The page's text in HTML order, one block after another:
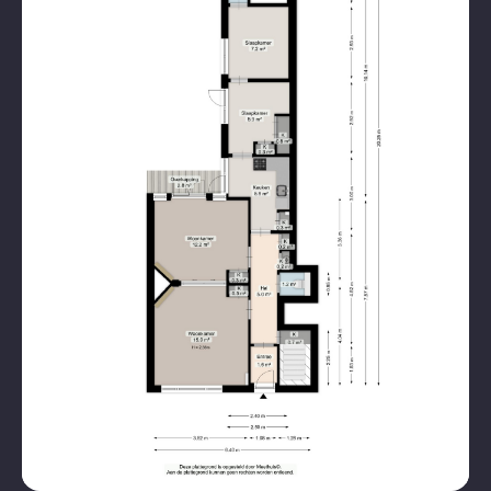
Zuidwest
Betaald parkeren,
Geen garage